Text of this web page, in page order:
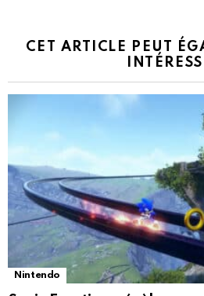
CET ARTICLE PEUT
Nintendo